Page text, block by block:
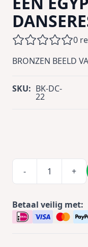
0
BRONZEN BEELD
SKU: BK-DC-
22
- +
Betaal veilig met: